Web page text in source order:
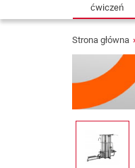
ćwiczeń
Strona główna